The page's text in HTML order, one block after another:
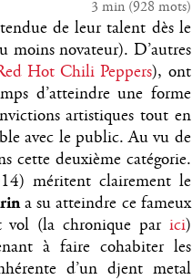
3 min(928 mots)
de leur talent dès le
moins novateur). D’autres
Hot Chili Peppers), ont
d’atteindre une forme
artistiques tout en
avec le public. Au vu de
cette deuxième catégorie.
méritent clairement le
a su atteindre ce fameux
(la chronique par ici)
à faire cohabiter les
d’un djent metal